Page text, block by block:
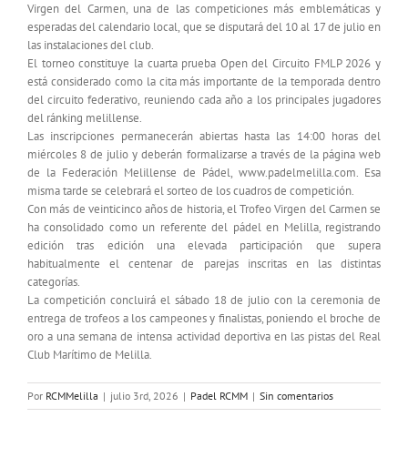
Virgen del Carmen, una de las competiciones más emblemáticas y
esperadas del calendario local, que se disputará del 10 al 17 de julio en
las instalaciones del club.
El torneo constituye la cuarta prueba Open del Circuito FMLP 2026 y
está considerado como la cita más importante de la temporada dentro
del circuito federativo, reuniendo cada año a los principales jugadores
del ránking melillense.
Las inscripciones permanecerán abiertas hasta las 14:00 horas del
miércoles 8 de julio y deberán formalizarse a través de la página web
de la Federación Melillense de Pádel, www.padelmelilla.com. Esa
misma tarde se celebrará el sorteo de los cuadros de competición.
Con más de veinticinco años de historia, el Trofeo Virgen del Carmen se
ha consolidado como un referente del pádel en Melilla, registrando
edición tras edición una elevada participación que supera
habitualmente el centenar de parejas inscritas en las distintas
categorías.
La competición concluirá el sábado 18 de julio con la ceremonia de
entrega de trofeos a los campeones y finalistas, poniendo el broche de
oro a una semana de intensa actividad deportiva en las pistas del Real
Club Marítimo de Melilla.
Por RCMMelilla | julio 3rd, 2026 | Padel RCMM | Sin comentarios